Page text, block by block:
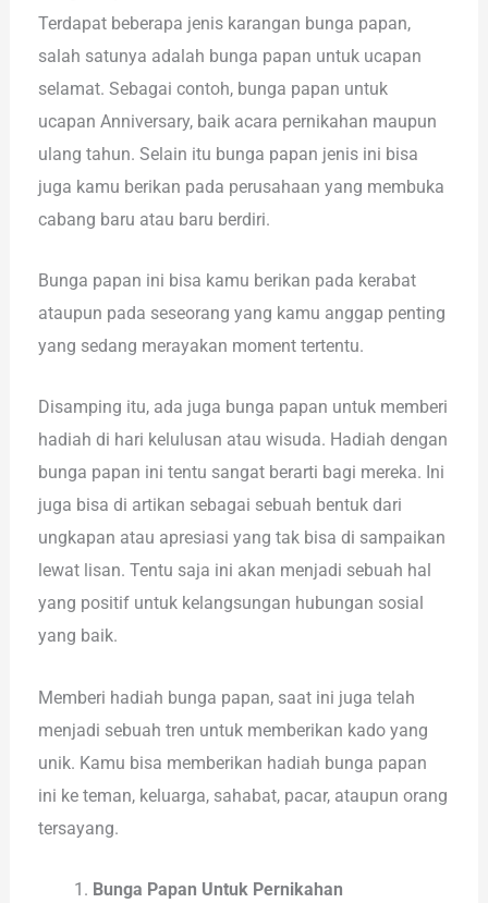
Terdapat beberapa jenis karangan bunga papan,
salah satunya adalah bunga papan untuk ucapan
selamat. Sebagai contoh, bunga papan untuk
ucapan Anniversary, baik acara pernikahan maupun
ulang tahun. Selain itu bunga papan jenis ini bisa
juga kamu berikan pada perusahaan yang membuka
cabang baru atau baru berdiri.
Bunga papan ini bisa kamu berikan pada kerabat
ataupun pada seseorang yang kamu anggap penting
yang sedang merayakan moment tertentu.
Disamping itu, ada juga bunga papan untuk memberi
hadiah di hari kelulusan atau wisuda. Hadiah dengan
bunga papan ini tentu sangat berarti bagi mereka. Ini
juga bisa di artikan sebagai sebuah bentuk dari
ungkapan atau apresiasi yang tak bisa di sampaikan
lewat lisan. Tentu saja ini akan menjadi sebuah hal
yang positif untuk kelangsungan hubungan sosial
yang baik.
Memberi hadiah bunga papan, saat ini juga telah
menjadi sebuah tren untuk memberikan kado yang
unik. Kamu bisa memberikan hadiah bunga papan
ini ke teman, keluarga, sahabat, pacar, ataupun orang
tersayang.
Bunga Papan Untuk Pernikahan